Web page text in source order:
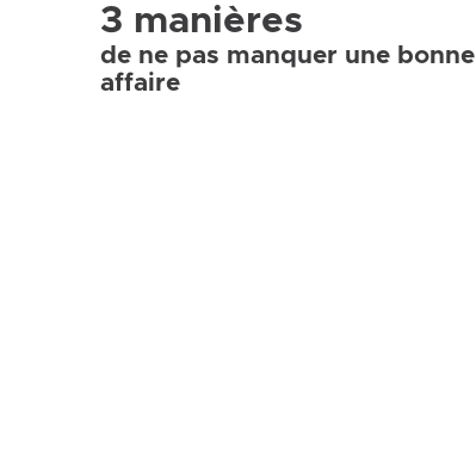
3 manières
de ne pas manquer une bonne
affaire